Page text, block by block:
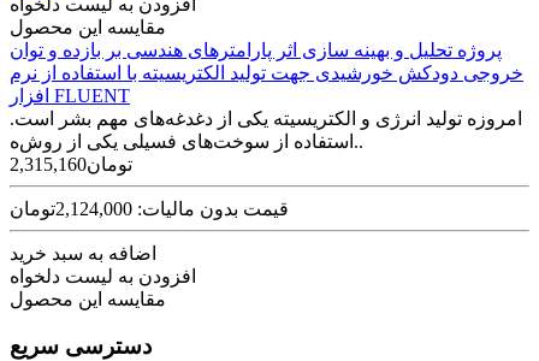
افزودن به لیست دلخواه
مقایسه این محصول
پروژه تحلیل و بهینه سازی اثر پارامترهای هندسی بر بازده و توان
خروجی دودکش خورشیدی جهت تولید الکتریسیته با استفاده از نرم
افزار FLUENT
امروزه تولید انرژی و الکتریسیته یکی از دغدغه‌های مهم بشر است.
استفاده از سوخت‌های فسیلی یکی از روش‌ه..
2,315,160تومان
قیمت بدون مالیات: 2,124,000تومان
اضافه به سبد خرید
افزودن به لیست دلخواه
مقایسه این محصول
دسترسی سریع